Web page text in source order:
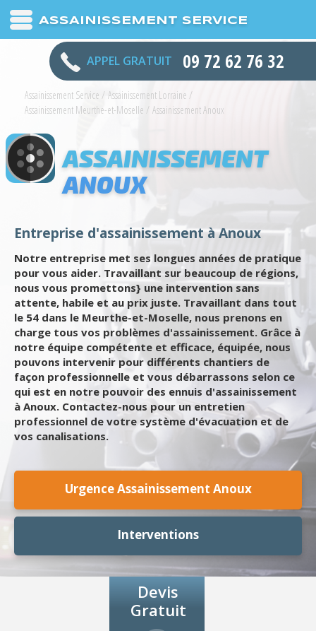
ASSAINISSEMENT SERVICE
APPEL GRATUIT 09 72 62 76 32
Assainissement Service / Assainissement Lorraine /
Assainissement Meurthe-et-Moselle / Assainissement Anoux
ASSAINISSEMENT
ANOUX
Entreprise d'assainissement à Anoux
Notre entreprise met ses longues années de pratique
pour vous aider. Travaillant sur beaucoup de régions,
nous vous promettons} une intervention sans
attente, habile et au prix juste. Travaillant dans tout
le 54 dans le Meurthe-et-Moselle, nous prenons en
charge tous vos problèmes d'assainissement. Grâce à
notre équipe compétente et efficace, équipée, nous
pouvons intervenir pour différents chantiers de
façon professionnelle et vous débarrassons selon ce
qui est en notre pouvoir des ennuis d'assainissement
à Anoux. Contactez-nous pour un entretien
professionnel de votre système d'évacuation et de
vos canalisations.
Urgence Assainissement Anoux
Interventions
Devis
Gratuit